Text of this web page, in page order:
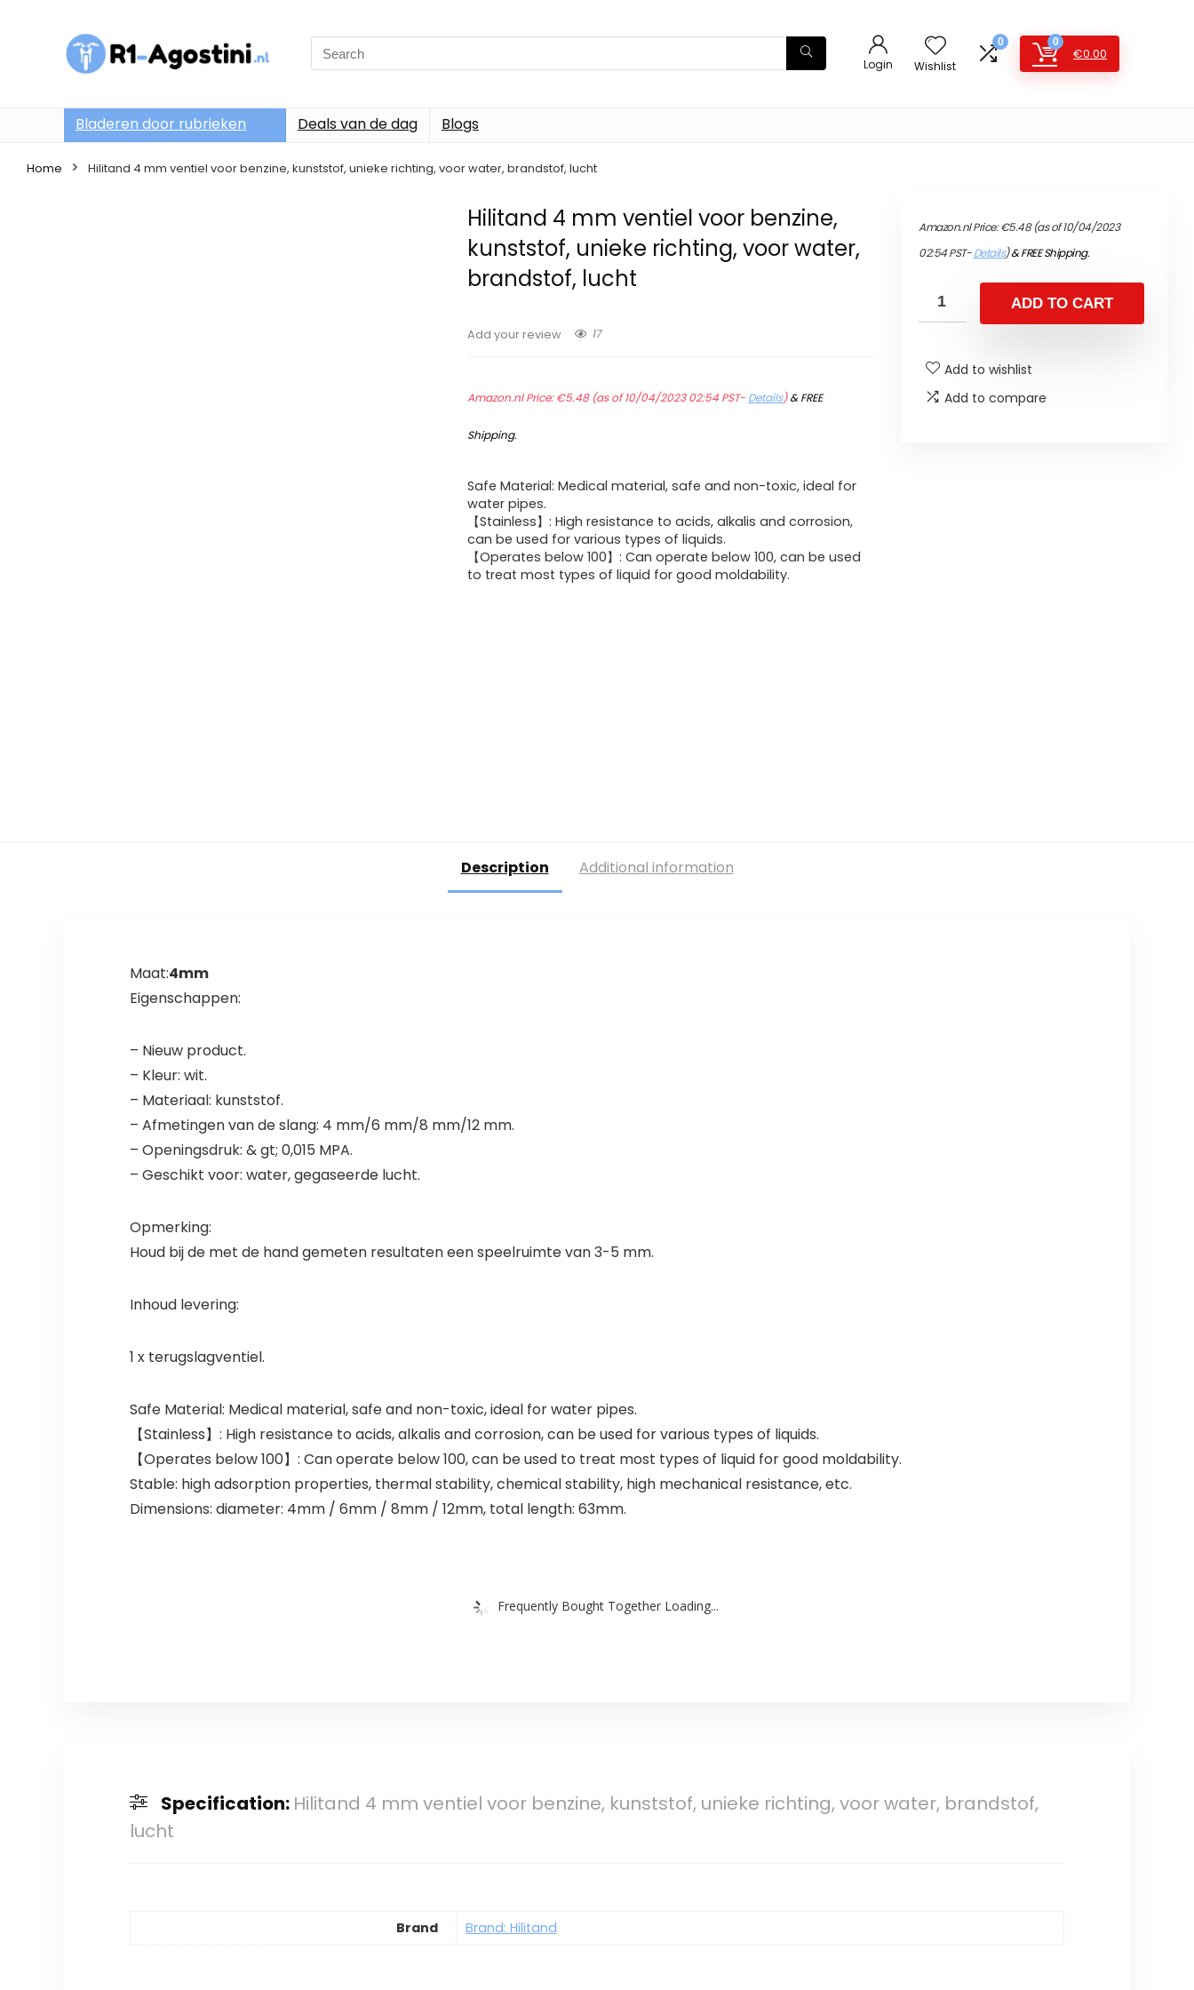
Search
for:
Login Wishlist
0 0
€0.00
Bladeren door rubrieken Deals van de dag Blogs
Home Hilitand 4 mm ventiel voor benzine, kunststof, unieke richting, voor water, brandstof, lucht
Hilitand 4 mm ventiel voor benzine,
kunststof, unieke richting, voor water,
brandstof, lucht
Add your review 17
Amazon.nl Price:€5.48(as of 10/04/2023 02:54 PST- Details)&FREE
Shipping.
Safe Material: Medical material, safe and non-toxic, ideal for
water pipes.
【Stainless】: High resistance to acids, alkalis and corrosion,
can be used for various types of liquids.
【Operates below 100】: Can operate below 100, can be used
to treat most types of liquid for good moldability.
Amazon.nl Price:€5.48(as of 10/04/2023
02:54 PST-Details)&FREE Shipping.
ADD TO CART
Add to wishlist
Add to compare
Description Additional information
Maat:4mm
Eigenschappen:
– Nieuw product.
– Kleur: wit.
– Materiaal: kunststof.
– Afmetingen van de slang: 4 mm/6 mm/8 mm/12 mm.
– Openingsdruk: & gt; 0,015 MPA.
– Geschikt voor: water, gegaseerde lucht.
Opmerking:
Houd bij de met de hand gemeten resultaten een speelruimte van 3-5 mm.
Inhoud levering:
1 x terugslagventiel.
Safe Material: Medical material, safe and non-toxic, ideal for water pipes.
【Stainless】: High resistance to acids, alkalis and corrosion, can be used for various types of liquids.
【Operates below 100】: Can operate below 100, can be used to treat most types of liquid for good moldability.
Stable: high adsorption properties, thermal stability, chemical stability, high mechanical resistance, etc.
Dimensions: diameter: 4mm / 6mm / 8mm / 12mm, total length: 63mm.
Frequently Bought Together Loading...
Specification: Hilitand 4 mm ventiel voor benzine, kunststof, unieke richting, voor water, brandstof,
lucht
Brand Brand: Hilitand